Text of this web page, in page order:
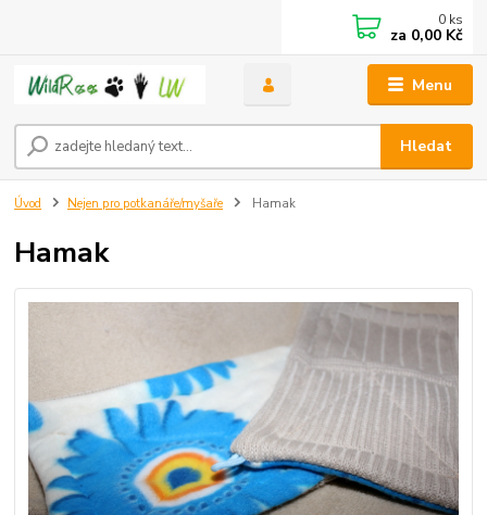
Menu
Hledat
0 ks
za 0,00 Kč
Úvod Nejen pro potkanáře/myšaře Hamak
Hamak